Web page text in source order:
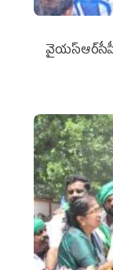
వైయ‌స్ఆర్‌సీపీ